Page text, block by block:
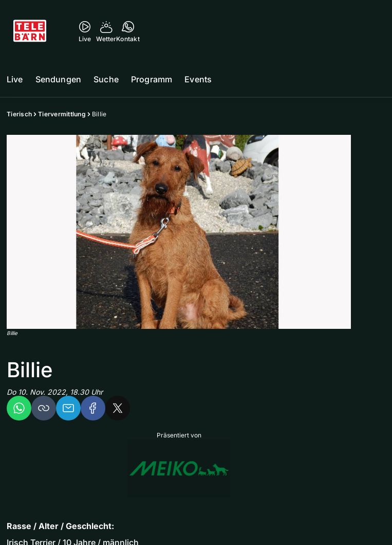
Live WetterKontakt
Live Sendungen Suche Programm Events
Tierisch Tiervermittlung Billie
Billie
Billie
Do 10. Nov. 2022, 18.30 Uhr
Präsentiert von
Rasse / Alter / Geschlecht:
Irisch Terrier / 10 Jahre / männlich